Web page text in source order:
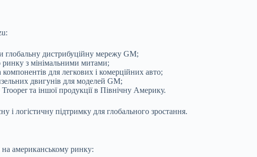
глобальну дистрибуційну мережу GM;
ринку з мінімальними митами;
для легкових і комерційних авто;
двигунів для моделей GM;
та іншої продукції в Північну Америку.
і логістичну підтримку для глобального зростання.
на американському ринку: